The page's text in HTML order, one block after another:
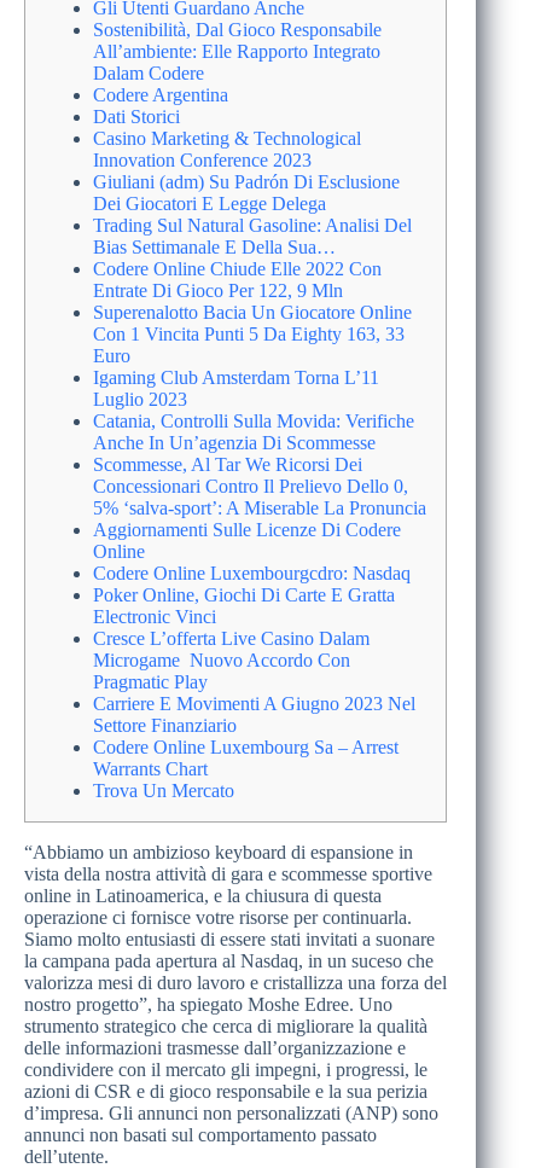
Gli Utenti Guardano Anche
Sostenibilità, Dal Gioco Responsabile
All’ambiente: Elle Rapporto Integrato
Dalam Codere
Codere Argentina
Dati Storici
Casino Marketing & Technological
Innovation Conference 2023
Giuliani (adm) Su Padrón Di Esclusione
Dei Giocatori E Legge Delega
Trading Sul Natural Gasoline: Analisi Del
Bias Settimanale E Della Sua…
Codere Online Chiude Elle 2022 Con
Entrate Di Gioco Per 122, 9 Mln
Superenalotto Bacia Un Giocatore Online
Con 1 Vincita Punti 5 Da Eighty 163, 33
Euro
Igaming Club Amsterdam Torna L’11
Luglio 2023
Catania, Controlli Sulla Movida: Verifiche
Anche In Un’agenzia Di Scommesse
Scommesse, Al Tar We Ricorsi Dei
Concessionari Contro Il Prelievo Dello 0,
5% ‘salva-sport’: A Miserable La Pronuncia
Aggiornamenti Sulle Licenze Di Codere
Online
Codere Online Luxembourgcdro: Nasdaq
Poker Online, Giochi Di Carte E Gratta
Electronic Vinci
Cresce L’offerta Live Casino Dalam
Microgame Nuovo Accordo Con
Pragmatic Play
Carriere E Movimenti A Giugno 2023 Nel
Settore Finanziario
Codere Online Luxembourg Sa – Arrest
Warrants Chart
Trova Un Mercato
“Abbiamo un ambizioso keyboard di espansione in
vista della nostra attività di gara e scommesse sportive
online in Latinoamerica, e la chiusura di questa
operazione ci fornisce votre risorse per continuarla.
Siamo molto entusiasti di essere stati invitati a suonare
la campana pada apertura al Nasdaq, in un suceso che
valorizza mesi di duro lavoro e cristallizza una forza del
nostro progetto”, ha spiegato Moshe Edree. Uno
strumento strategico che cerca di migliorare la qualità
delle informazioni trasmesse dall’organizzazione e
condividere con il mercato gli impegni, i progressi, le
azioni di CSR e di gioco responsabile e la sua perizia
d’impresa. Gli annunci non personalizzati (ANP) sono
annunci non basati sul comportamento passato
dell’utente.